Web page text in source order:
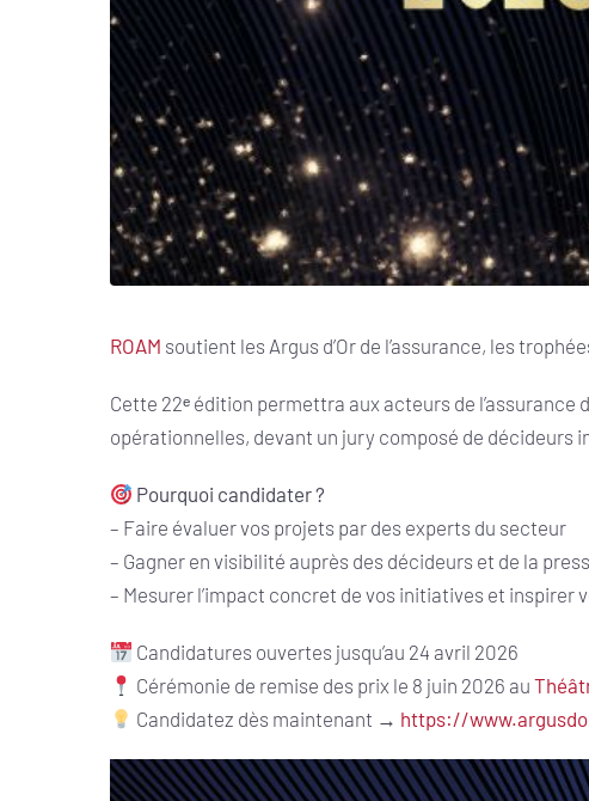
ROAM soutient les Argus d’Or de l’assurance, les
Cette 22ᵉ édition permettra aux acteurs de
opérationnelles, devant un jury composé de décideurs
Pourquoi candidater ?
– Faire évaluer vos projets par des experts du secteur
– Gagner en visibilité auprès des décideurs et de la
– Mesurer l’impact concret de vos initiatives et inspirer
Candidatures ouvertes jusqu’au 24 avril 2026
Cérémonie de remise des prix le 8 juin 2026 au
Candidatez dès maintenant → https://